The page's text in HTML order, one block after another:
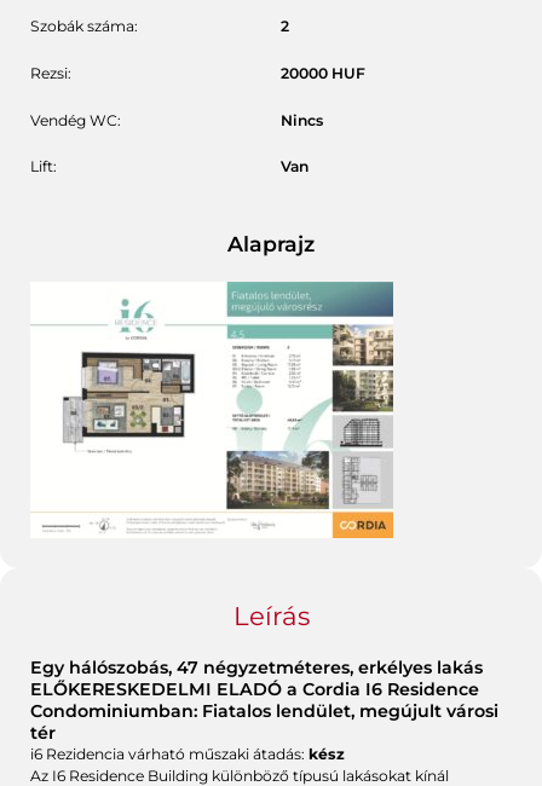
Szobák száma: 2
Rezsi: 20000 HUF
Vendég WC: Nincs
Lift: Van
Alaprajz
Leírás
Egy hálószobás, 47 négyzetméteres, erkélyes lakás
ELŐKERESKEDELMI ELADÓ a Cordia I6 Residence
Condominiumban: Fiatalos lendület, megújult városi
tér
i6 Rezidencia várható műszaki átadás:kész
Az I6 Residence Building különböző típusú lakásokat kínál